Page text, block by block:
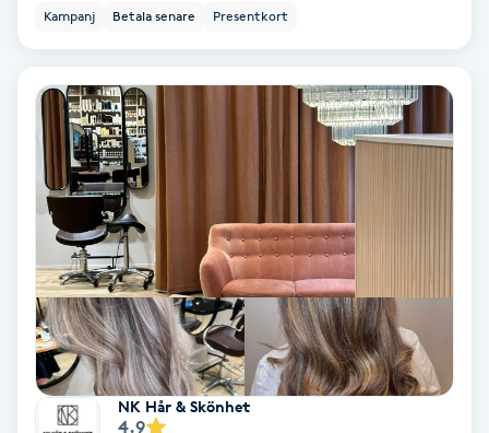
Naglar reparation
Naprapati
Navelpiercing
NBE-massage
Ny frisyr
Kampanj Betala senare Presentkort
NK Hår & Skönhet
4.9